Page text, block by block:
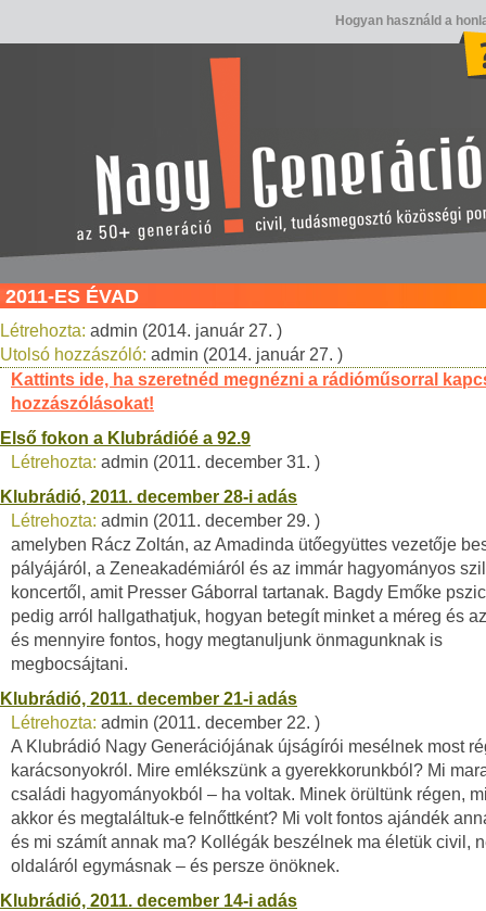
Hogyan használd a
2011-ES ÉVAD
Létrehozta: admin (2014. január 27. )
Utolsó hozzászóló: admin (2014. január 27. )
Kattints ide, ha szeretnéd megnézni a rádióműsorral
hozzászólásokat!
Első fokon a Klubrádióé a 92.9
Létrehozta: admin (2011. december 31. )
Klubrádió, 2011. december 28-i adás
Létrehozta: admin (2011. december 29. )
amelyben Rácz Zoltán, az Amadinda ütőegyüttes vezetője
pályájáról, a Zeneakadémiáról és az immár hagyományos
koncertől, amit Presser Gáborral tartanak. Bagdy Emőke
pedig arról hallgathatjuk, hogyan betegít minket a méreg és
és mennyire fontos, hogy megtanuljunk önmagunknak is
megbocsájtani.
Klubrádió, 2011. december 21-i adás
Létrehozta: admin (2011. december 22. )
A Klubrádió Nagy Generációjának újságírói mesélnek most
karácsonyokról. Mire emlékszünk a gyerekkorunkból? Mi
családi hagyományokból – ha voltak. Minek örültünk régen,
akkor és megtaláltuk-e felnőttként? Mi volt fontos ajándék
és mi számít annak ma? Kollégák beszélnek ma életük civil,
oldaláról egymásnak – és persze önöknek.
Klubrádió, 2011. december 14-i adás